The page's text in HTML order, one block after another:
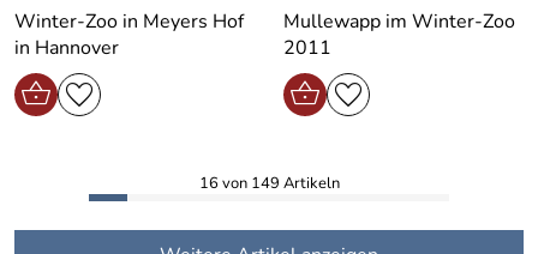
Winter-Zoo in Meyers Hof
in Hannover
Mullewapp im Winter-Zoo
2011
16 von 149 Artikeln